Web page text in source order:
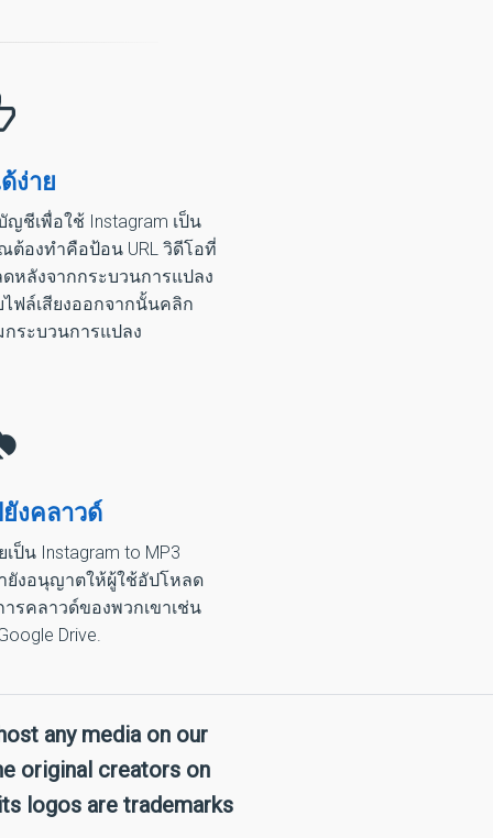
ง่าย
ชีเพื่อใช้ Instagram เป็น
ต้องทำคือป้อน URL วิดีโอที่
หลังจากกระบวนการแปลง
ฟล์เสียงออกจากนั้นคลิก
กระบวนการแปลง
งคลาวด์
ป็น Instagram to MP3
ยังอนุญาตให้ผู้ใช้อัปโหลด
รคลาวด์ของพวกเขาเช่น
Drive.
any media on our
original creators on
logos are trademarks